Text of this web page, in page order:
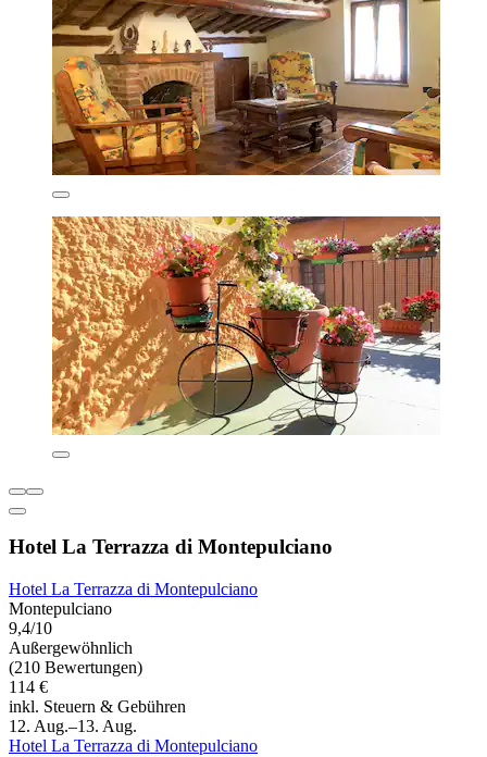
Hotel La Terrazza di Montepulciano
Hotel La Terrazza di Montepulciano
Montepulciano
9,4/10
Außergewöhnlich
(210 Bewertungen)
114 €
inkl. Steuern & Gebühren
12. Aug.–13. Aug.
Hotel La Terrazza di Montepulciano